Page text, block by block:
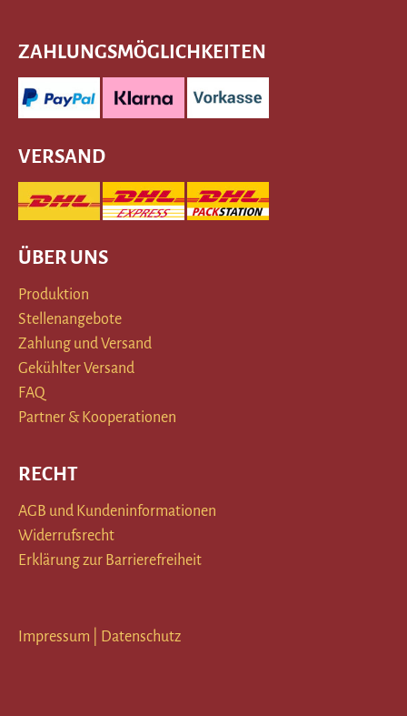
ZAHLUNGSMÖGLICHKEITEN
VERSAND
ÜBER UNS
Produktion
Stellenangebote
Zahlung und Versand
Gekühlter Versand
FAQ
Partner & Kooperationen
RECHT
AGB und Kundeninformationen
Widerrufsrecht
Erklärung zur Barrierefreiheit
Impressum Datenschutz